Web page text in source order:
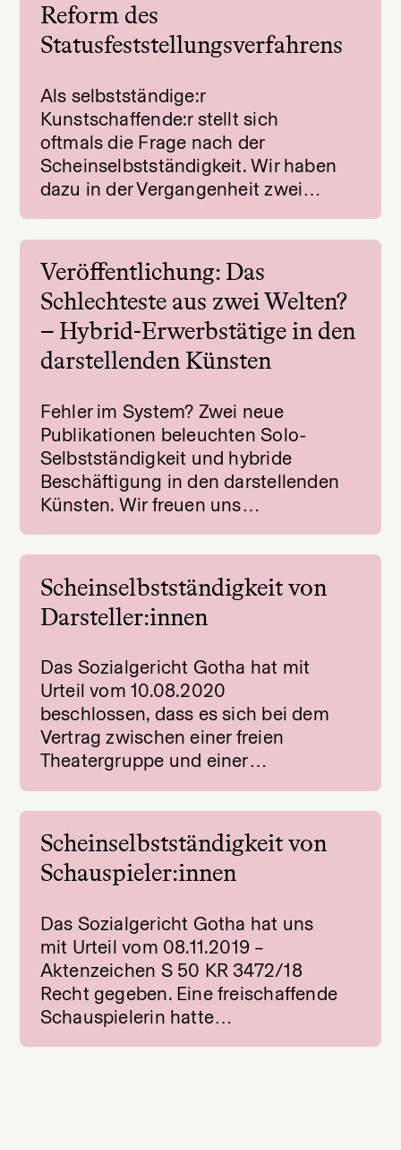
Reform des
Statusfeststellungsverfahrens
Als selbstständige:r
Kunstschaffende:r stellt sich
oftmals die Frage nach der
Scheinselbstständigkeit. Wir haben
dazu in der Vergangenheit zwei…
Veröffentlichung: Das
Schlechteste aus zwei Welten?
– Hybrid-Erwerbstätige in den
darstellenden Künsten
Fehler im System? Zwei neue
Publikationen beleuchten Solo-
Selbstständigkeit und hybride
Beschäftigung in den darstellenden
Künsten. Wir freuen uns…
Scheinselbstständigkeit von
Darsteller:innen
Das Sozialgericht Gotha hat mit
Urteil vom 10.08.2020
beschlossen, dass es sich bei dem
Vertrag zwischen einer freien
Theatergruppe und einer…
Scheinselbstständigkeit von
Schauspieler:innen
Das Sozialgericht Gotha hat uns
mit Urteil vom 08.11.2019 –
Aktenzeichen S 50 KR 3472/18
Recht gegeben. Eine freischaffende
Schauspielerin hatte…